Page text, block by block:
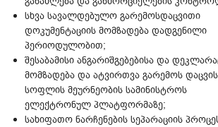
სხვა სავალდებულო გარემოსდაცვითი
დოკუმენტაციის მომზადება დადგენილი
პერიოდულობით;
შესაბამისი ანგარიშგებებისა და
მომზადება და ატვირთვა გარემოს
სოფლის მეურნეობის სამინისტროს
ელექტრონულ პლატფორმაზე;
სახიფათო ნარჩენების სეპარაციის